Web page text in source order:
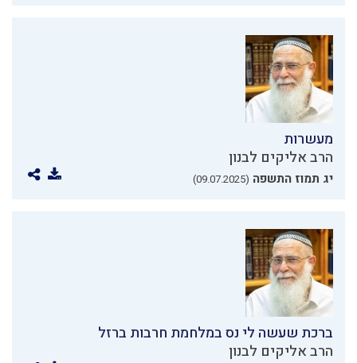
מעשרות
הרב אליקים לבנון
יג תמוז התשפה (09.07.2025)
ברכת שעשה לי נס במלחמת חרבות ברזל
הרב אליקים לבנון